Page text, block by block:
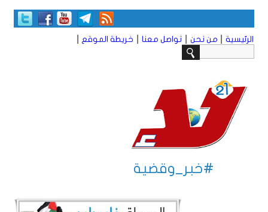
الرئيسية من نحن تواصل معنا خريطة الموقع
#خبر_وقضية